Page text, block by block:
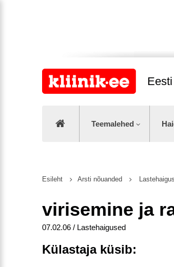
Teemalehed
Esileht Arsti nõuanded
virisemine ja
07.02.06 / Lastehaigused
Külastaja küsib: